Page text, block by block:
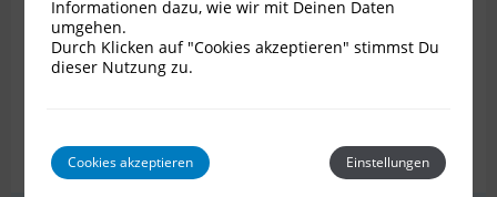
Vorsorgevollmacht
Prozessführung
+ 4 weitere
Informationen dazu, wie wir mit Deinen Daten
umgehen.
Durch Klicken auf "Cookies akzeptieren" stimmst Du
dieser Nutzung zu.
Cookies akzeptieren Einstellungen